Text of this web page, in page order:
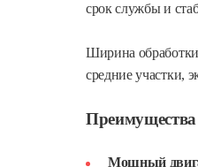
срок службы и
Ширина обработки
средние участки,
Преимущества
Мощный